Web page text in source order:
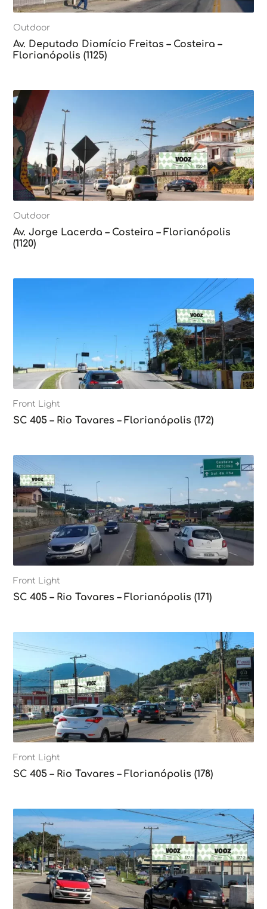
Outdoor
Av. Deputado Diomício Freitas – Costeira –
Florianópolis (1125)
Outdoor
Av. Jorge Lacerda – Costeira – Florianópolis
(1120)
Front Light
SC 405 – Rio Tavares – Florianópolis (172)
Front Light
SC 405 – Rio Tavares – Florianópolis (171)
Front Light
SC 405 – Rio Tavares – Florianópolis (178)